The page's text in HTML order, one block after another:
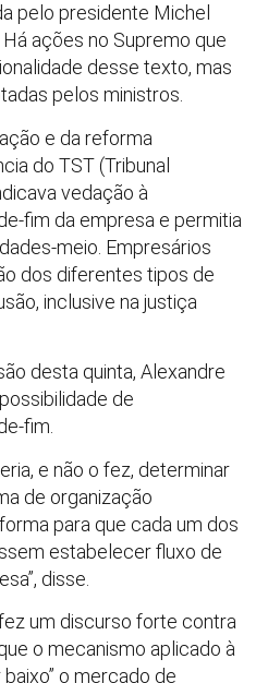
pelo presidente Michel
ações no Supremo que
desse texto, mas
pelos ministros.
e da reforma
do TST (Tribunal
vedação à
fim da empresa e permitia
meio. Empresários
dos diferentes tipos de
inclusive na justiça
desta quinta, Alexandre
de
fim.
e não o fez, determinar
de organização
para que cada um dos
estabelecer fluxo de
disse.
um discurso forte contra
o mecanismo aplicado à
o mercado de